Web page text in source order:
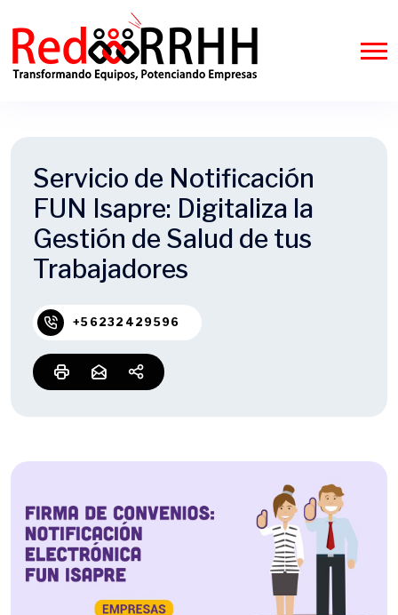
Servicio de Notificación
FUN Isapre: Digitaliza la
Gestión de Salud de tus
Trabajadores
+56232429596